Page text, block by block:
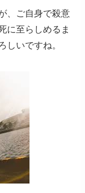
、ご自身で殺意
に至らしめるま
しいですね。